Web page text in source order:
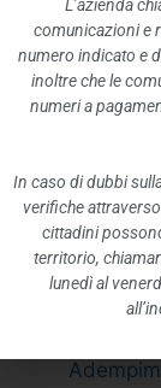
ATTIVITÀ
L’azienda
comunicazioni e
numero indicato e
inoltre che le
numeri a
In caso di dubbi
verifiche
cittadini
territorio,
lunedì al